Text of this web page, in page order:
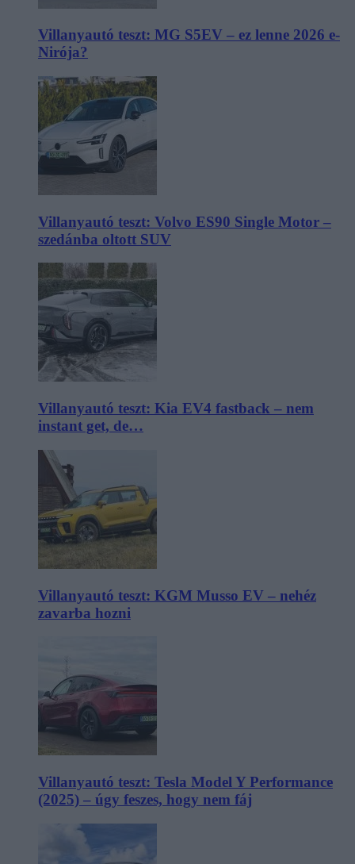
Villanyautó teszt: MG S5EV – ez lenne 2026 e-
Nirója?
Villanyautó teszt: Volvo ES90 Single Motor –
szedánba oltott SUV
Villanyautó teszt: Kia EV4 fastback – nem
instant get, de…
Villanyautó teszt: KGM Musso EV – nehéz
zavarba hozni
Villanyautó teszt: Tesla Model Y Performance
(2025) – úgy feszes, hogy nem fáj